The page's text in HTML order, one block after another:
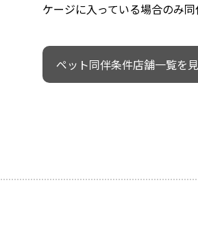
ケージに入っている場合のみ
ペット同伴条件店舗一覧を